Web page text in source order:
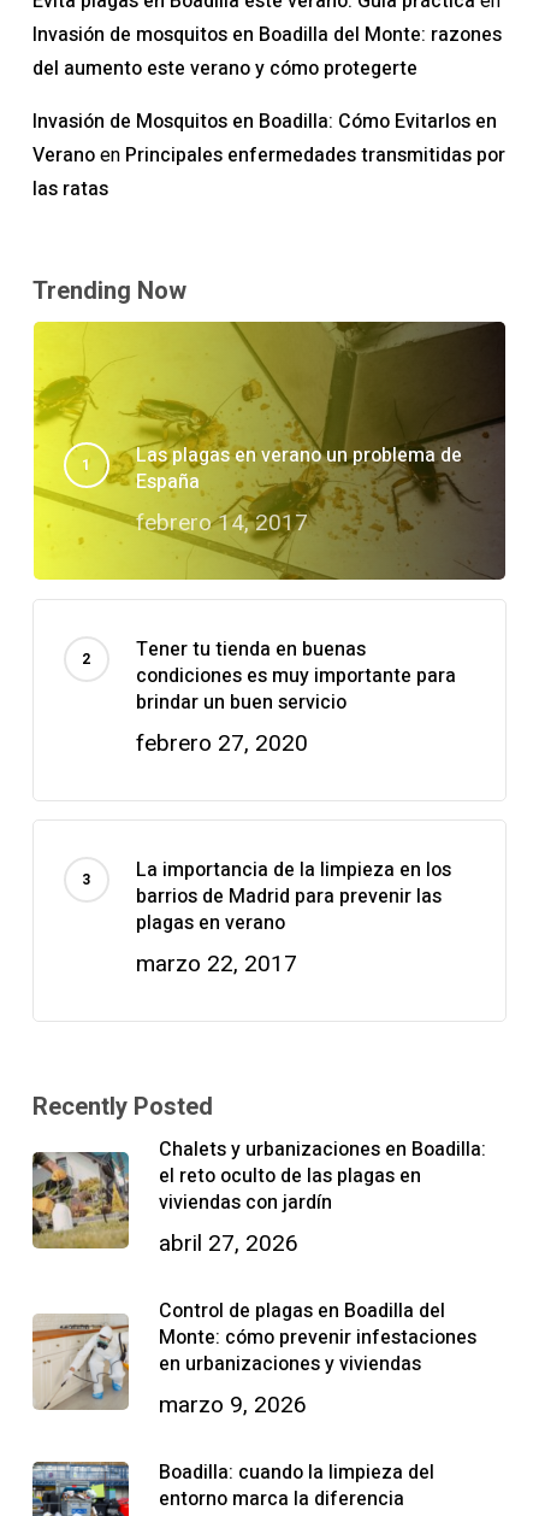
Invasión de mosquitos en Boadilla del Monte: razones
del aumento este verano y cómo protegerte
Invasión de Mosquitos en Boadilla: Cómo Evitarlos en
Veranoen Principales enfermedades transmitidas por
las ratas
Trending Now
Las plagas en verano un problema de
España
febrero 14, 2017
Tener tu tienda en buenas
condiciones es muy importante para
brindar un buen servicio
febrero 27, 2020
La importancia de la limpieza en los
barrios de Madrid para prevenir las
plagas en verano
marzo 22, 2017
Recently Posted
Chalets y urbanizaciones en Boadilla:
el reto oculto de las plagas en
viviendas con jardín
abril 27, 2026
Control de plagas en Boadilla del
Monte: cómo prevenir infestaciones
en urbanizaciones y viviendas
marzo 9, 2026
Boadilla: cuando la limpieza del
entorno marca la diferencia